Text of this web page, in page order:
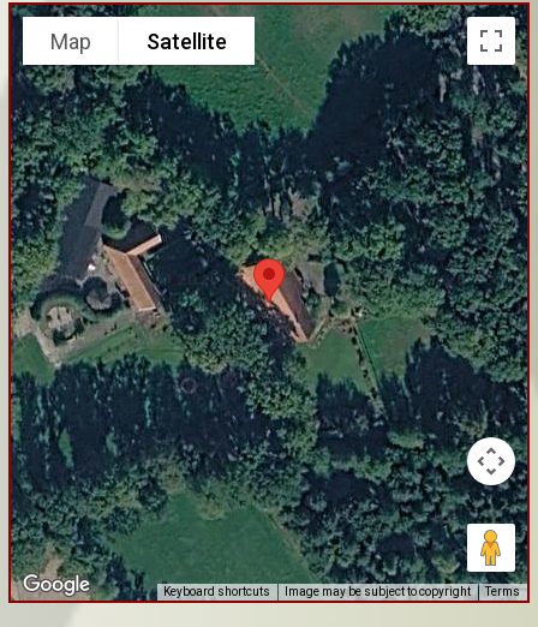
Map Satellite
Keyboard shortcuts Image may be subject to copyright Terms